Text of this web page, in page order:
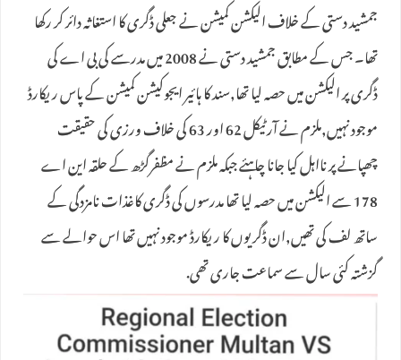
جمشید دستی کے خلاف الیکشن کمیشن نے جعلی ڈگری کا استغاثہ دائر کر رکھا
تھا۔ جس کے مطابق جمشید دستی نے 2008 میں مدرسے کی بی اے کی
ڈگری پر الیکشن میں حصہ لیا تھا,سند کا ہائیر ایجوکیشن کمیشن کے پاس ریکارڈ
موجود نہیں,ملزم نے آرٹیکل 62 اور 63 کی خلاف ورزی کی حقیقت
چھپانے پر نااہل کیا جانا چاہئے جبکہ ملزم نے مظفرگڑھ کے حلقہ این اے
178 سے الیکشن میں حصہ لیا تھا مدرسوں کی ڈگری کاغذات نامزدگی کے
ساتھ لف کی تھیں,ان ڈگریوں کا ریکارڈ موجود نہیں تھا اس حوالے سے
گزشتہ کئی سال سے سماعت جاری تھی.